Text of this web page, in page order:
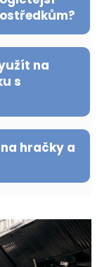
na
s
hračky a